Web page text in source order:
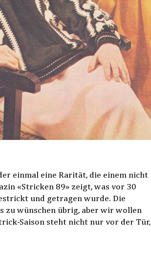
einmal eine Rarität, die einem nicht
«Stricken 89» zeigt, was vor 30
und getragen wurde. Die
zu wünschen übrig, aber wir wollen
Saison steht nicht nur vor der Tür,